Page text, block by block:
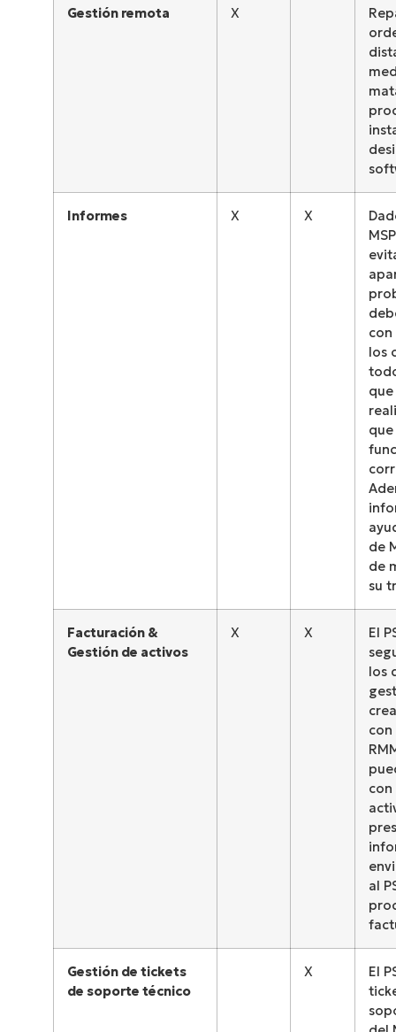
Gestión remota X
Informes X X
con
los
que
de
de
su
Facturación &
Gestión de activos
X X
El
los
con
con
al
Gestión de tickets
de soporte técnico
X
El
Descubre NinjaOne en